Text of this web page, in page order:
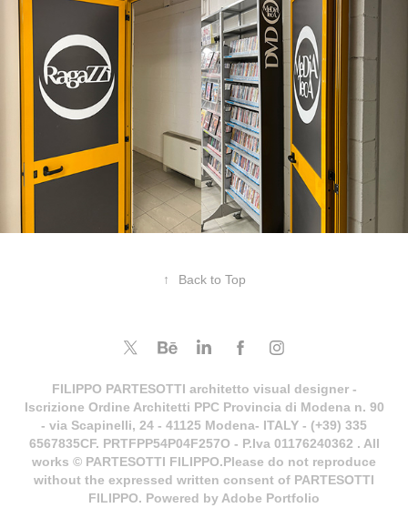
↑ Back to Top
FILIPPO PARTESOTTI architetto visual designer -
Iscrizione Ordine Architetti PPC Provincia di Modena n. 90
- via Scapinelli, 24 - 41125 Modena- ITALY - (+39) 335
6567835CF. PRTFPP54P04F257O - P.Iva 01176240362 . All
works © PARTESOTTI FILIPPO.Please do not reproduce
without the expressed written consent of PARTESOTTI
FILIPPO. Powered by Adobe Portfolio